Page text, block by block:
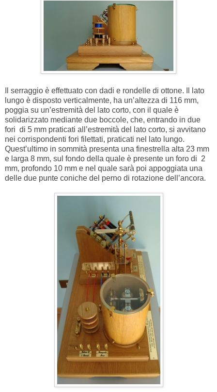
Il serraggio è effettuato con dadi e rondelle di ottone. Il lato
lungo è disposto verticalmente, ha un’altezza di 116 mm,
poggia su un’estremità del lato corto, con il quale è
solidarizzato mediante due boccole, che, entrando in due
fori di 5 mm praticati all’estremità del lato corto, si avvitano
nei corrispondenti fori filettati, praticati nel lato lungo.
Quest’ultimo in sommità presenta una finestrella alta 23 mm
e larga 8 mm, sul fondo della quale è presente un foro di 2
mm, profondo 10 mm e nel quale sarà poi appoggiata una
delle due punte coniche del perno di rotazione dell’ancora.